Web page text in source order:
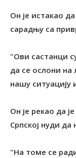
Он је истакао
сарадњу са
"Ови састанци
да се ослони на
нашу ситуацију
Он је рекао да
Српској нуди
"На томе се